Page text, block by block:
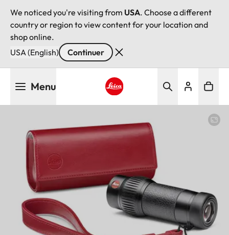
We noticed you're visiting from USA. Choose a different
country or region to view content for your location and
shop online.
USA (English)
Continuer
Menu